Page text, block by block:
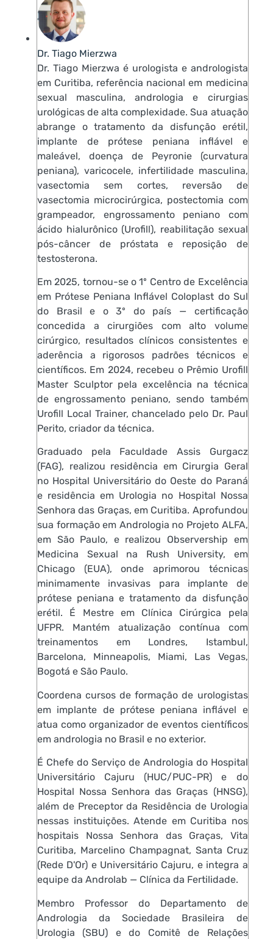
Dr. Tiago Mierzwa
Dr. Tiago Mierzwa é urologista e andrologista
em Curitiba, referência nacional em medicina
sexual masculina, andrologia e cirurgias
urológicas de alta complexidade. Sua atuação
abrange o tratamento da disfunção erétil,
implante de prótese peniana inflável e
maleável, doença de Peyronie (curvatura
peniana), varicocele, infertilidade masculina,
vasectomia sem cortes, reversão de
vasectomia microcirúrgica, postectomia com
grampeador, engrossamento peniano com
ácido hialurônico (Urofill), reabilitação sexual
pós-câncer de próstata e reposição de
testosterona.
Em 2025, tornou-se o 1º Centro de Excelência
em Prótese Peniana Inflável Coloplast do Sul
do Brasil e o 3º do país — certificação
concedida a cirurgiões com alto volume
cirúrgico, resultados clínicos consistentes e
aderência a rigorosos padrões técnicos e
científicos. Em 2024, recebeu o Prêmio Urofill
Master Sculptor pela excelência na técnica
de engrossamento peniano, sendo também
Urofill Local Trainer, chancelado pelo Dr. Paul
Perito, criador da técnica.
Graduado pela Faculdade Assis Gurgacz
(FAG), realizou residência em Cirurgia Geral
no Hospital Universitário do Oeste do Paraná
e residência em Urologia no Hospital Nossa
Senhora das Graças, em Curitiba. Aprofundou
sua formação em Andrologia no Projeto ALFA,
em São Paulo, e realizou Observership em
Medicina Sexual na Rush University, em
Chicago (EUA), onde aprimorou técnicas
minimamente invasivas para implante de
prótese peniana e tratamento da disfunção
erétil. É Mestre em Clínica Cirúrgica pela
UFPR. Mantém atualização contínua com
treinamentos em Londres, Istambul,
Barcelona, Minneapolis, Miami, Las Vegas,
Bogotá e São Paulo.
Coordena cursos de formação de urologistas
em implante de prótese peniana inflável e
atua como organizador de eventos científicos
em andrologia no Brasil e no exterior.
É Chefe do Serviço de Andrologia do Hospital
Universitário Cajuru (HUC/PUC-PR) e do
Hospital Nossa Senhora das Graças (HNSG),
além de Preceptor da Residência de Urologia
nessas instituições. Atende em Curitiba nos
hospitais Nossa Senhora das Graças, Vita
Curitiba, Marcelino Champagnat, Santa Cruz
(Rede D'Or) e Universitário Cajuru, e integra a
equipe da Androlab — Clínica da Fertilidade.
Membro Professor do Departamento de
Andrologia da Sociedade Brasileira de
Urologia (SBU) e do Comitê de Relações